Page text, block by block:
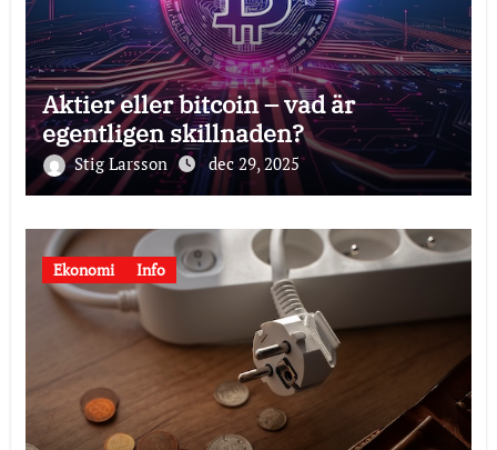
Aktier eller bitcoin – vad är
egentligen skillnaden?
Stig Larsson dec 29, 2025
Ekonomi Info